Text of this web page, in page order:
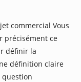
commercial Vous
précisément ce
définir la
définition claire